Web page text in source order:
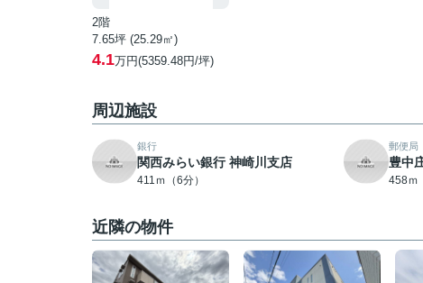
2階
7.65坪 (25.29㎡)
4.1万円(5359.48円/坪)
周辺施設
銀行
関西みらい銀行 神崎川支店
411ｍ（6分）
郵便局
豊中
458ｍ
近隣の物件